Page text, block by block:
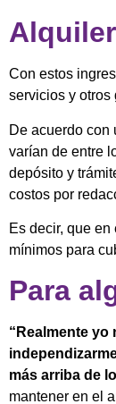
Con estos
servicios y otros
De acuerdo con
varían de entre
depósito y
costos por
Es decir, que
mínimos para
Para
“Realmente
más arriba de
mantener en el